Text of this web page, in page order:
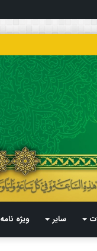
سایر ویژه نامه